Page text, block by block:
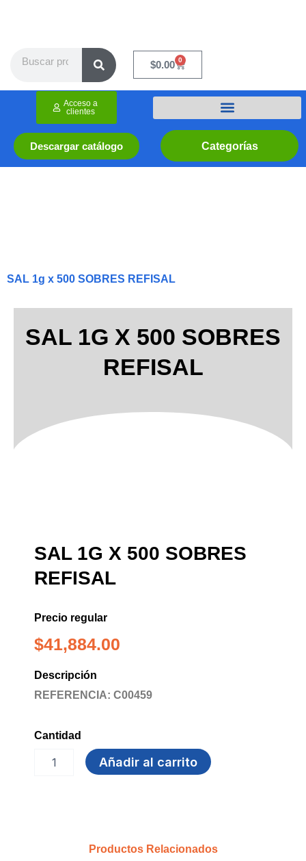
$0.00 0
Cart
Categorías
Descargar catálogo
Acceso a
clientes
SAL 1g x 500 SOBRES REFISAL
SAL 1G X 500 SOBRES
REFISAL
SAL 1G X 500 SOBRES
REFISAL
Precio regular
$41,884.00
Descripción
REFERENCIA: C00459
Cantidad
Añadir al carrito
Productos Relacionados